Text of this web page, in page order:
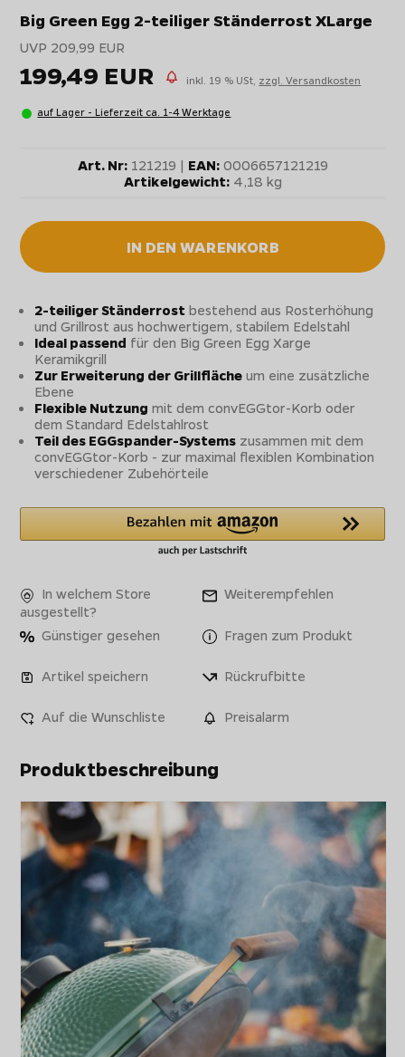
Big Green Egg 2-teiliger Ständerrost XLarge
UVP 209,99 EUR
199,49 EUR inkl. 19 % USt, zzgl. Versandkosten
auf Lager - Lieferzeit ca. 1-4 Werktage
Art. Nr:121219 | EAN:0006657121219
Artikelgewicht:4,18 kg
IN DEN WARENKORB
2-teiliger Ständerrost bestehend aus Rosterhöhung
und Grillrost aus hochwertigem, stabilem Edelstahl
Ideal passend für den Big Green Egg Xarge
Keramikgrill
Zur Erweiterung der Grillfläche um eine zusätzliche
Ebene
Flexible Nutzung mit dem convEGGtor-Korb oder
dem Standard Edelstahlrost
Teil des EGGspander-Systems zusammen mit dem
convEGGtor-Korb - zur maximal flexiblen Kombination
verschiedener Zubehörteile
In welchem Store
ausgestellt?
Weiterempfehlen
Günstiger gesehen Fragen zum Produkt
Artikel speichern Rückrufbitte
Auf die Wunschliste Preisalarm
Produktbeschreibung